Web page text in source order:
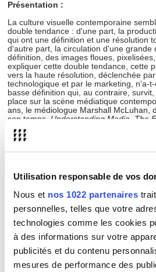
Utilisation responsable de vos
Nous et nos 1022 partenaires
personnelles, telles que votre
technologies comme les cookies
à des informations sur votre
publicités et du contenu
mesures de performance des
Présentation :
La culture visuelle contemporaine
double tendance : d'une part, la
qui ont une définition et une résolution
d'autre part, la circulation d'une grande
définition, des images floues,
expliquer cette double tendance, cette
vers la haute résolution, déclenchée
technologique et par le marketing, n'a-
basse définition qui, au contraire,
place sur la scène médiatique
ans, le médiologue Marshall McLuhan,
son temps, Understanding Media. The
avait fondé sur la distinction entre
propre distinction entre médias
Aujourd'hui, face à des médias qui
mais sans cesser d'être des
interpréter les températures variables,
réchauffement et de refroidissement
contemporains ? Et quelles sont les
les images en haute et en basse
distinction se configure-t-elle dans les
photographie, de la musique, de la
dans l'histoire de l'art et dans les
contemporaines ?
Type : Colloque / Journée